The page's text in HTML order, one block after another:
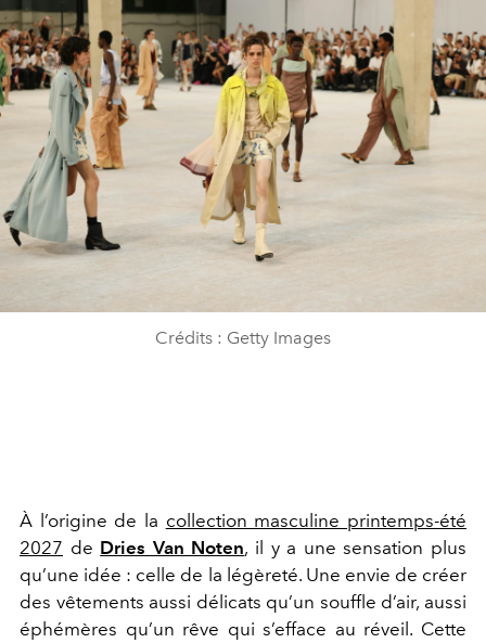
Crédits : Getty Images
À l’origine de la collection masculine printemps-été
2027 de Dries Van Noten, il y a une sensation plus
qu’une idée : celle de la légèreté. Une envie de créer
des vêtements aussi délicats qu’un souffle d’air, aussi
éphémères qu’un rêve qui s’efface au réveil. Cette